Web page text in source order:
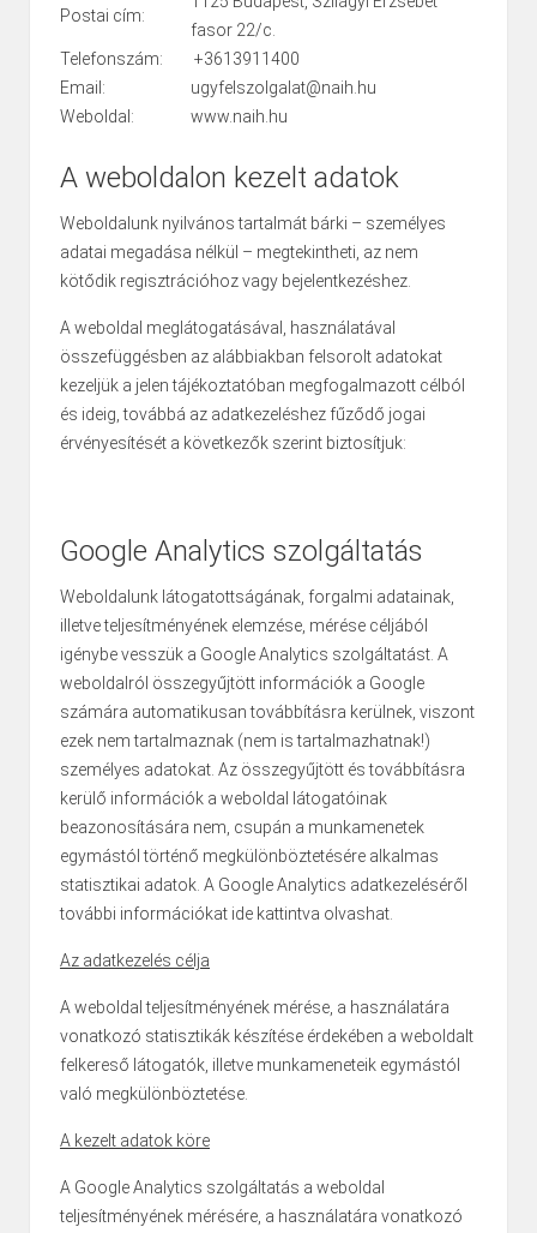
Postai cím:
fasor 22/c.
Telefonszám:
+3613911400
Email:
ugyfelszolgalat@naih.hu
Weboldal:
www.naih.hu
A weboldalon kezelt adatok
Weboldalunk nyilvános tartalmát bárki – személyes
adatai megadása nélkül – megtekintheti, az nem
kötődik regisztrációhoz vagy bejelentkezéshez.
A weboldal meglátogatásával, használatával
összefüggésben az alábbiakban felsorolt adatokat
kezeljük a jelen tájékoztatóban megfogalmazott célból
és ideig, továbbá az adatkezeléshez fűződő jogai
érvényesítését a következők szerint biztosítjuk:
Google Analytics szolgáltatás
Weboldalunk látogatottságának, forgalmi adatainak,
illetve teljesítményének elemzése, mérése céljából
igénybe vesszük a Google Analytics szolgáltatást. A
weboldalról összegyűjtött információk a Google
számára automatikusan továbbításra kerülnek, viszont
ezek nem tartalmaznak (nem is tartalmazhatnak!)
személyes adatokat. Az összegyűjtött és továbbításra
kerülő információk a weboldal látogatóinak
beazonosítására nem, csupán a munkamenetek
egymástól történő megkülönböztetésére alkalmas
statisztikai adatok. A Google Analytics adatkezeléséről
további információkat ide kattintva olvashat.
Az adatkezelés célja
A weboldal teljesítményének mérése, a használatára
vonatkozó statisztikák készítése érdekében a weboldalt
felkereső látogatók, illetve munkameneteik egymástól
való megkülönböztetése.
A kezelt adatok köre
A Google Analytics szolgáltatás a weboldal
teljesítményének mérésére, a használatára vonatkozó